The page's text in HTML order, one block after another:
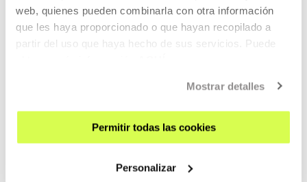
web, quienes pueden combinarla con otra información
que les haya proporcionado o que hayan recopilado a
partir del uso que haya hecho de sus servicios. Puede
Mostrar detalles
Permitir todas las cookies
Personalizar
Pertenece a Desde el principio. Historias del cine feminista
principio. Historias del cine
feminista
Todas las historias tienen un principio. Pero no hay una